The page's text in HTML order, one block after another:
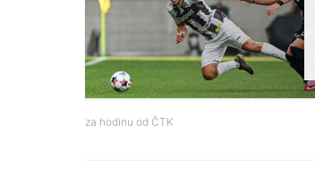
za hodinu od ČTK